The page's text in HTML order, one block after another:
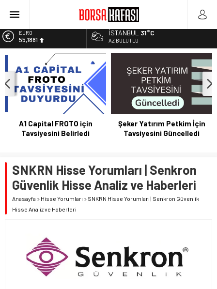
Kayseri Şeker Fabrika İnşaatının Temelini Atıyor
Bitcoin Halving Sonrası Kripto Para Piyasası
2027 Borsa Yatırımları: Akıllı Portföy Stratejileri
Borsa Bugün Ne Olur? 04/08/2023
EURO
55,1881
BİST
13.779,39
İSTANBUL 31°C
AZ BULUTLU
A1 Capital FROTO için
Tavsiyesini Belirledi
Şeker Yatırım Petkim İçin
Tavsiyesini Güncelledi
SNKRN Hisse Yorumları | Senkron
Güvenlik Hisse Analiz ve Haberleri
Anasayfa » Hisse Yorumları » SNKRN Hisse Yorumları | Senkron Güvenlik
Hisse Analiz ve Haberleri